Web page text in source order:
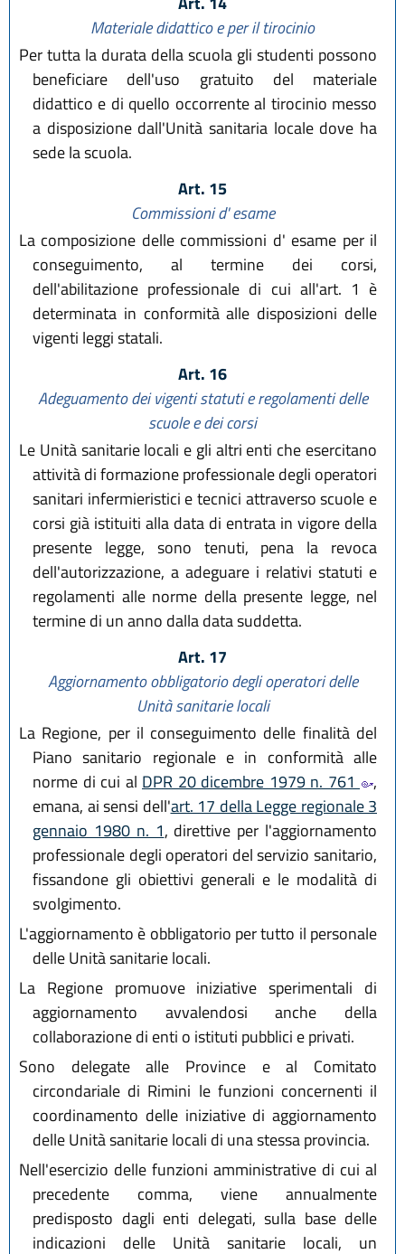
Materiale didattico e per il tirocinio
Per tutta la durata della scuola gli studenti possono
beneficiare dell'uso gratuito del materiale
didattico e di quello occorrente al tirocinio messo
a disposizione dall'Unità sanitaria locale dove ha
sede la scuola.
Art. 15
Commissioni d' esame
La composizione delle commissioni d' esame per il
conseguimento, al termine dei corsi,
dell'abilitazione professionale di cui all'art. 1 è
determinata in conformità alle disposizioni delle
vigenti leggi statali.
Art. 16
Adeguamento dei vigenti statuti e regolamenti delle
scuole e dei corsi
Le Unità sanitarie locali e gli altri enti che esercitano
attività di formazione professionale degli operatori
sanitari infermieristici e tecnici attraverso scuole e
corsi già istituiti alla data di entrata in vigore della
presente legge, sono tenuti, pena la revoca
dell'autorizzazione, a adeguare i relativi statuti e
regolamenti alle norme della presente legge, nel
termine di un anno dalla data suddetta.
Art. 17
Aggiornamento obbligatorio degli operatori delle
Unità sanitarie locali
La Regione, per il conseguimento delle finalità del
Piano sanitario regionale e in conformità alle
norme di cui al DPR 20 dicembre 1979 n. 761
,
emana, ai sensi dell'art. 17 della Legge regionale 3
gennaio 1980 n. 1, direttive per l'aggiornamento
professionale degli operatori del servizio sanitario,
fissandone gli obiettivi generali e le modalità di
svolgimento.
L'aggiornamento è obbligatorio per tutto il personale
delle Unità sanitarie locali.
La Regione promuove iniziative sperimentali di
aggiornamento avvalendosi anche della
collaborazione di enti o istituti pubblici e privati.
Sono delegate alle Province e al Comitato
circondariale di Rimini le funzioni concernenti il
coordinamento delle iniziative di aggiornamento
delle Unità sanitarie locali di una stessa provincia.
Nell'esercizio delle funzioni amministrative di cui al
precedente comma, viene annualmente
predisposto dagli enti delegati, sulla base delle
indicazioni delle Unità sanitarie locali, un